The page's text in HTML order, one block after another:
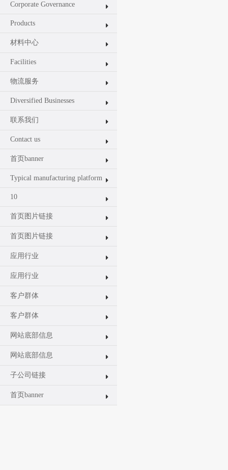
Corporate Governance
Products
材料中心
Facilities
物流服务
Diversified Businesses
联系我们
Contact us
首页banner
Typical manufacturing platform
10
首页图片链接
首页图片链接
应用行业
应用行业
客户群体
客户群体
网站底部信息
网站底部信息
子公司链接
首页banner